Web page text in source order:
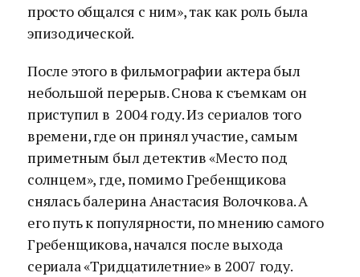
просто общался с ним», так как роль была
эпизодической.
После этого в фильмографии актера был
небольшой перерыв. Снова к съемкам он
приступил в 2004 году. Из сериалов того
времени, где он принял участие, самым
приметным был детектив «Место под
солнцем», где, помимо Гребенщикова
снялась балерина Анастасия Волочкова. А
его путь к популярности, по мнению самого
Гребенщикова, начался после выхода
сериала «Тридцатилетние» в 2007 году.